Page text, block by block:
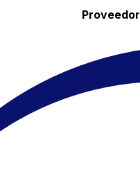
Proveedor